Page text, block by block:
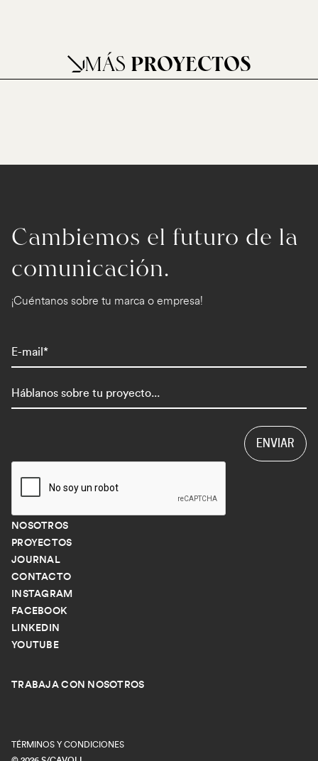
MÁS PROYECTOS
Cambiemos el futuro de la
comunicación.
¡Cuéntanos sobre tu marca o empresa!
NOSOTROS
PROYECTOS
JOURNAL
CONTACTO
INSTAGRAM
FACEBOOK
LINKEDIN
YOUTUBE
TRABAJA CON NOSOTROS
TÉRMINOS Y CONDICIONES